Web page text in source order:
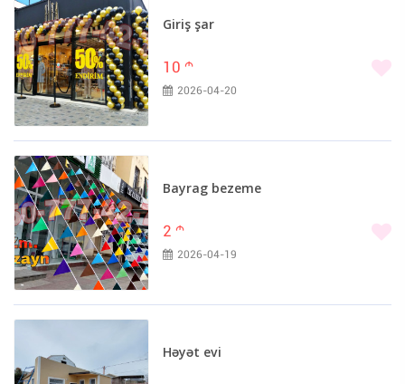
Giriş şar
10 m
2026-04-20
Bayrag bezeme
2 m
2026-04-19
Həyət evi